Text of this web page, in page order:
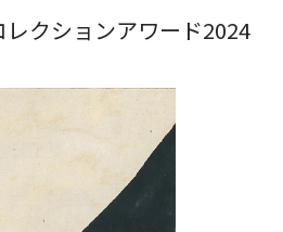
クションアワード2024